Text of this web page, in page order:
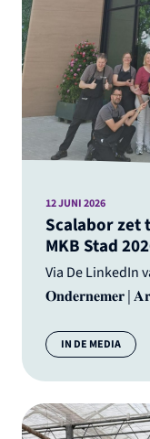
Scalabor zet
MKB Stad
Via De LinkedIn
𝐎𝐧𝐝𝐞𝐫𝐧𝐞𝐦𝐞𝐫 |
12 JUNI 2026
Categorie:
IN DE MEDIA